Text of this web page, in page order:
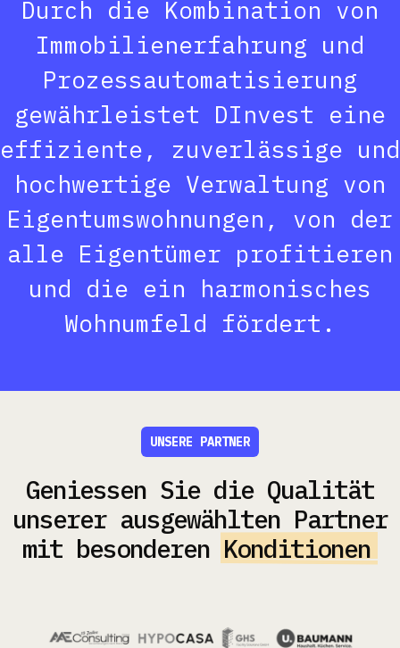
Durch die Kombination von
Immobilienerfahrung und
Prozessautomatisierung
gewährleistet DInvest eine
effiziente, zuverlässige und
hochwertige Verwaltung von
Eigentumswohnungen, von der
alle Eigentümer profitieren
und die ein harmonisches
Wohnumfeld fördert.
UNSERE PARTNER
Geniessen Sie die Qualität
unserer ausgewählten Partner
mit besonderen Konditionen